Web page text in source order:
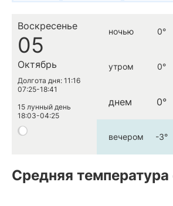
Воскресенье
05
Октябрь
Долгота дня: 11:16
07:25-18:41
15 лунный день
18:03-04:25
ночью 0°
утром 0°
днем 0°
вечером -3°
Средняя